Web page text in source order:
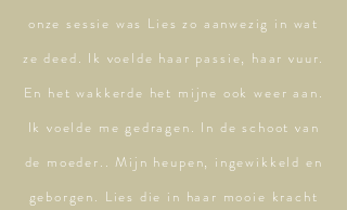
onze sessie was Lies zo aanwezig in wat
ze deed. Ik voelde haar passie, haar vuur.
En het wakkerde het mijne ook weer aan.
Ik voelde me gedragen. In de schoot van
de moeder.. Mijn heupen, ingewikkeld en
geborgen. Lies die in haar mooie kracht